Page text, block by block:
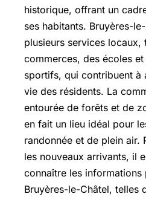
historique, offrant un
ses habitants. Bruyères-
plusieurs services locaux,
commerces, des écoles
sportifs, qui contribuent à
vie des résidents. La
entourée de forêts et de
en fait un lieu idéal pour
randonnée et de plein air.
les nouveaux arrivants, il
connaître les informations
Bruyères-le-Châtel, telles